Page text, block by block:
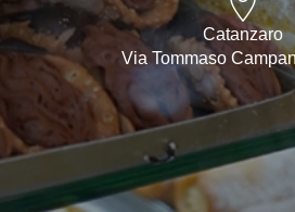
Catanzaro
Via Tommaso